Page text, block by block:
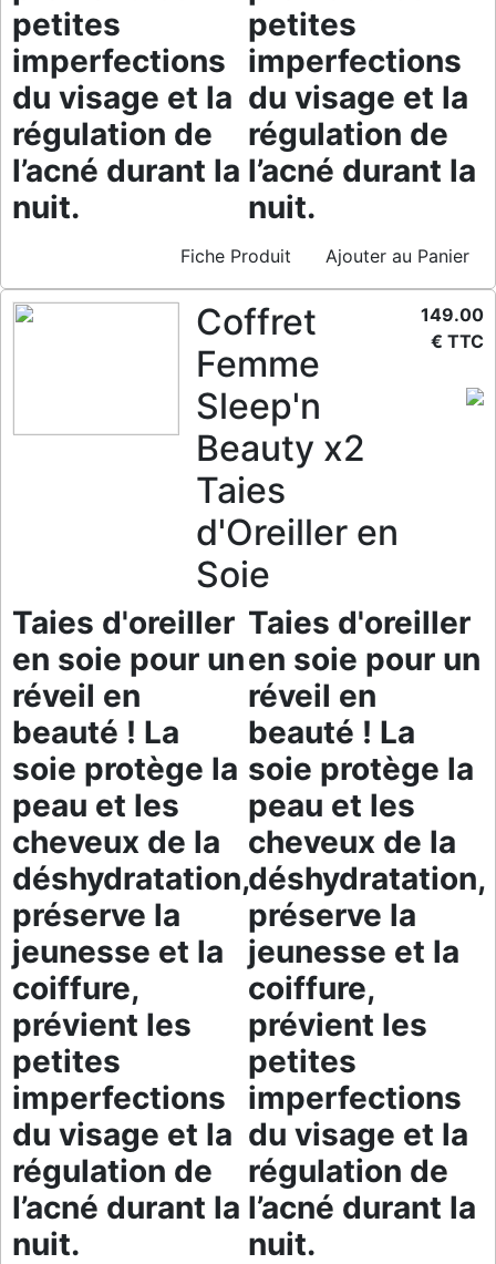
petites
imperfections
du visage et la
régulation de
l’acné durant la
nuit.
petites
imperfections
du visage et la
régulation de
l’acné durant la
nuit.
Fiche Produit Ajouter au Panier
Coffret
Femme
Sleep'n
Beauty x2
Taies
d'Oreiller en
Soie
Taies d'oreiller
en soie pour un
réveil en
beauté ! La
soie protège la
peau et les
cheveux de la
déshydratation,
préserve la
jeunesse et la
coiffure,
prévient les
petites
imperfections
du visage et la
régulation de
l’acné durant la
nuit.
Taies d'oreiller
en soie pour un
réveil en
beauté ! La
soie protège la
peau et les
cheveux de la
déshydratation,
préserve la
jeunesse et la
coiffure,
prévient les
petites
imperfections
du visage et la
régulation de
l’acné durant la
nuit.
149.00
€ TTC